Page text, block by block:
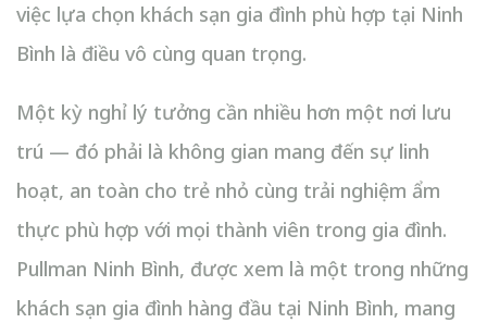
việc lựa chọn khách sạn gia đình phù hợp tại Ninh
Bình là điều vô cùng quan trọng.
Một kỳ nghỉ lý tưởng cần nhiều hơn một nơi lưu
trú — đó phải là không gian mang đến sự linh
hoạt, an toàn cho trẻ nhỏ cùng trải nghiệm ẩm
thực phù hợp với mọi thành viên trong gia đình.
Pullman Ninh Bình, được xem là một trong những
khách sạn gia đình hàng đầu tại Ninh Bình, mang